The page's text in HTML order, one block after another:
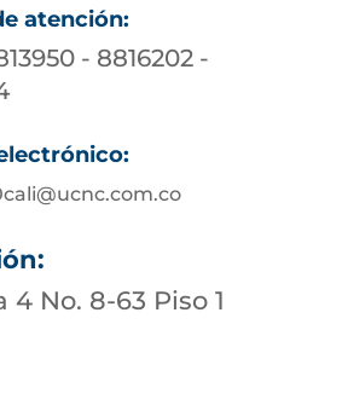
atención:
- 8816202 -
4 No. 8-63 Piso 1